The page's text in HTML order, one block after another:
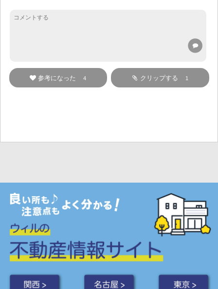
クリップする 1
参考になった 4
関西 > 名古屋 > 東京 >